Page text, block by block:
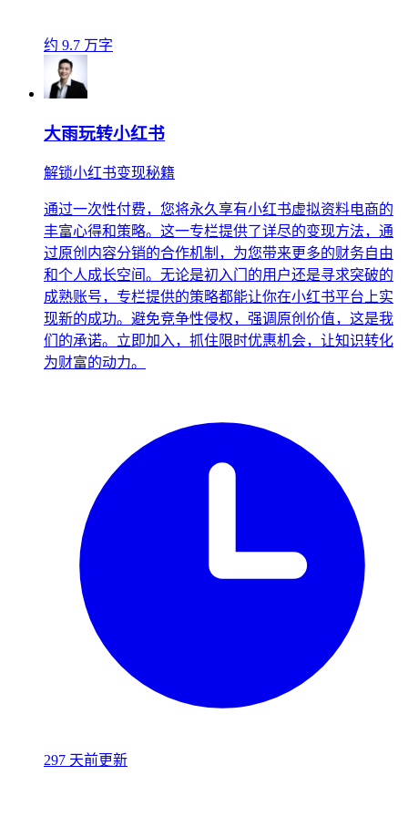
约 9.7 万字
大雨玩转小红书
解锁小红书变现秘籍
通过一次性付费，您将永久享有小红书虚拟资料电商的
丰富心得和策略。这一专栏提供了详尽的变现方法，通
过原创内容分销的合作机制，为您带来更多的财务自由
和个人成长空间。无论是初入门的用户还是寻求突破的
成熟账号，专栏提供的策略都能让你在小红书平台上实
现新的成功。避免竞争性侵权，强调原创价值，这是我
们的承诺。立即加入，抓住限时优惠机会，让知识转化
为财富的动力。
297 天前更新